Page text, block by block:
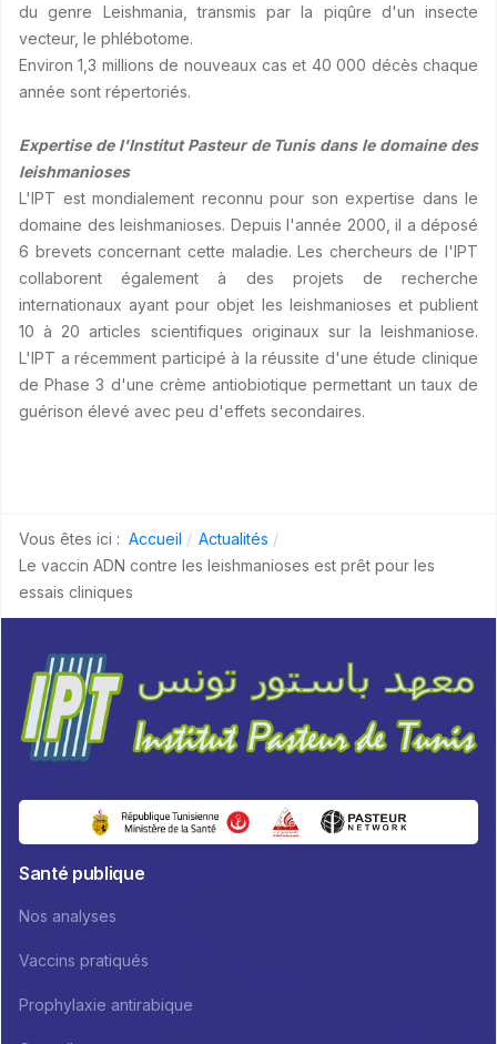
du genre Leishmania, transmis par la piqûre d'un insecte
vecteur, le phlébotome.
Environ 1,3 millions de nouveaux cas et 40 000 décès chaque
année sont répertoriés.
Expertise de l'Institut Pasteur de Tunis dans le domaine des
leishmanioses
L'IPT est mondialement reconnu pour son expertise dans le
domaine des leishmanioses. Depuis l'année 2000, il a déposé
6 brevets concernant cette maladie. Les chercheurs de l'IPT
collaborent également à des projets de recherche
internationaux ayant pour objet les leishmanioses et publient
10 à 20 articles scientifiques originaux sur la leishmaniose.
L'IPT a récemment participé à la réussite d'une étude clinique
de Phase 3 d'une crème antiobiotique permettant un taux de
guérison élevé avec peu d'effets secondaires.
Vous êtes ici : Accueil
Actualités
Le vaccin ADN contre les leishmanioses est prêt pour les
essais cliniques
Santé publique
Nos analyses
Vaccins pratiqués
Prophylaxie antirabique